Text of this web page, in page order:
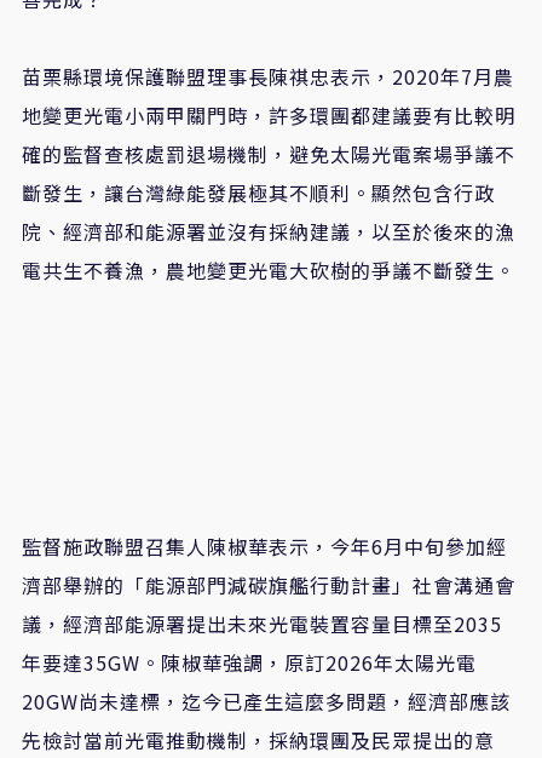
苗栗縣環境保護聯盟理事長陳祺忠表示，2020年7月農
地變更光電小兩甲關門時，許多環團都建議要有比較明
確的監督查核處罰退場機制，避免太陽光電案場爭議不
斷發生，讓台灣綠能發展極其不順利。顯然包含行政
院、經濟部和能源署並沒有採納建議，以至於後來的漁
電共生不養漁，農地變更光電大砍樹的爭議不斷發生。
監督施政聯盟召集人陳椒華表示，今年6月中旬參加經
濟部舉辦的「能源部門減碳旗艦行動計畫」社會溝通會
議，經濟部能源署提出未來光電裝置容量目標至2035
年要達35GW。陳椒華強調，原訂2026年太陽光電
20GW尚未達標，迄今已產生這麼多問題，經濟部應該
先檢討當前光電推動機制，採納環團及民眾提出的意